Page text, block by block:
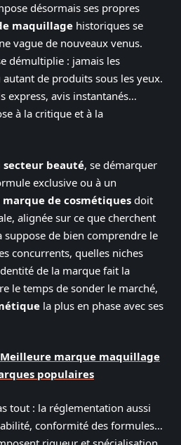
désormais ses propres
maquillage historiques se
vague de nouveaux venus.
démultiplie : jamais les
de produits sous les yeux.
express, avis instantanés…
à la critique et à la
beauté, se démarquer
exclusive ou à un
marque de cosmétiques doit
alignée sur ce que cherchent
suppose de bien comprendre le
concurrents, quelles niches
de la marque fait la
le temps de sonder le marché,
la plus en phase avec ses
Meilleure marque maquillage
populaires
tout : la réglementation aussi
conformité des formules…